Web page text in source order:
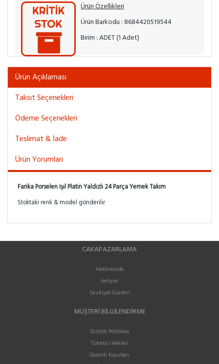
Ürün Özellikleri
Ürün Barkodu : 8684420519544
Birim : ADET (1 Adet)
Ürün Açıklaması
Taksit Seçenekleri
Ödeme Seçenekleri
Teslimat & İade
Ürün Yorumları
Farika Porselen Işıl Platin Yaldızlı 24 Parça Yemek Takım
Stoktaki renk & model gönderilir
CAKAPAZARLAMA
Hakkımızda
İletişim
Sevkiyat Günleri
MÜŞTERI BILGILENDIRME
Gizlilik Politikası
Tüketici Hakları
Garanti Koşulları